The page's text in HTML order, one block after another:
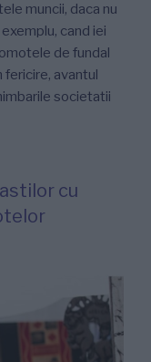
muncii, daca nu
cand iei
de fundal
avantul
societatii
cu